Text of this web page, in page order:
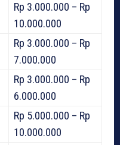
Rp 3.000.000 – Rp
10.000.000
Rp 3.000.000 – Rp
7.000.000
Rp 3.000.000 – Rp
6.000.000
Rp 5.000.000 – Rp
10.000.000